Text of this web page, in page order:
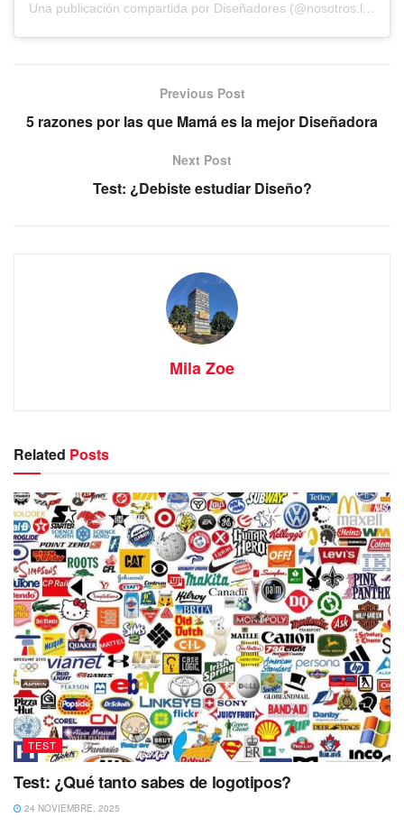
Una publicación compartida por Diseñadores (@nosotros.los.disenadores)
Previous Post
5 razones por las que Mamá es la mejor Diseñadora
Next Post
Test: ¿Debiste estudiar Diseño?
Mila Zoe
Related Posts
TEST
Test: ¿Qué tanto sabes de logotipos?
24 NOVIEMBRE, 2025